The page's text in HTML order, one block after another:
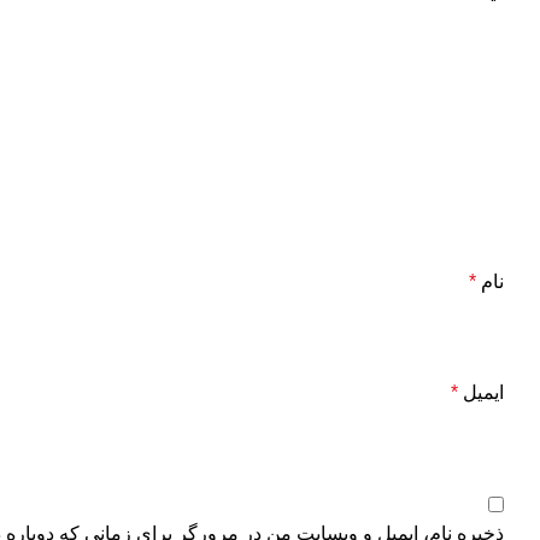
نام *
ایمیل *
ذخیره نام، ایمیل و وبسایت من در مرورگر برای زمانی که